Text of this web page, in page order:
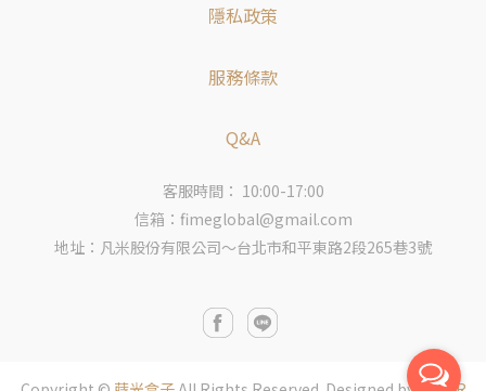
隱私政策
服務條款
Q&A
客服時間： 10:00-17:00
信箱：fimeglobal@gmail.com
地址：凡米股份有限公司～台北市和平東路2段265巷3號